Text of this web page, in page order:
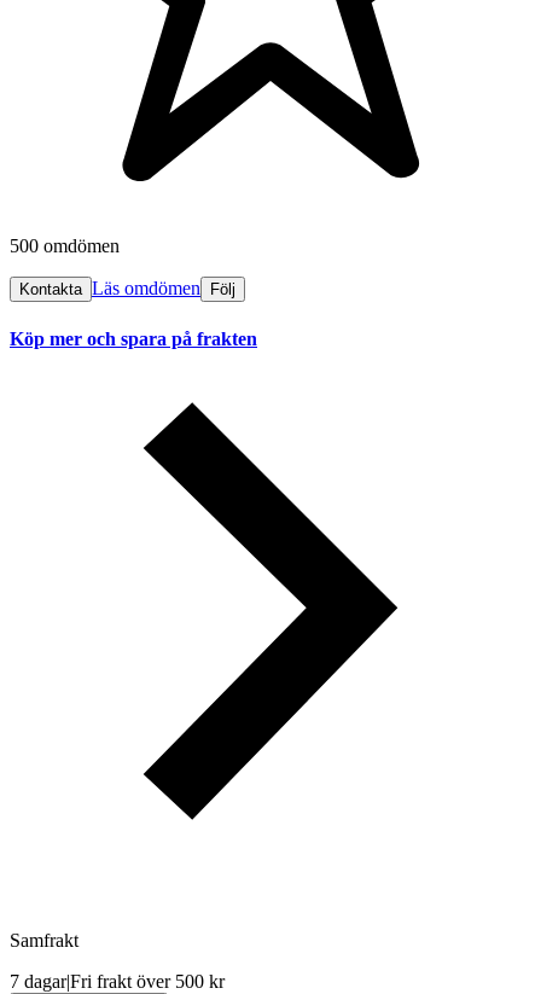
500 omdömen
Kontakta Läs omdömen Följ
Köp mer och spara på frakten
Samfrakt
7 dagar|Fri frakt över 500 kr